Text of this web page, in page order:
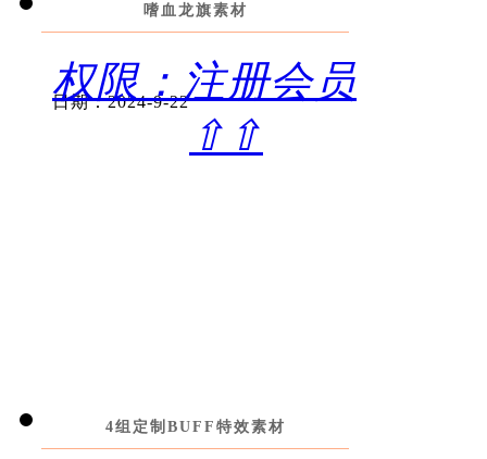
嗜血龙旗素材
权限：注册会员
⇧⇧
日期：2024-9-22
4组定制BUFF特效素材